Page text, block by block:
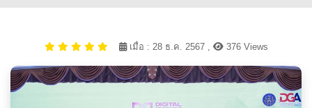
เมื่อ : 28 ธ.ค. 2567 , 376 Views